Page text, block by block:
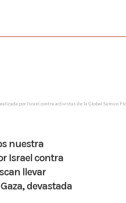
por Israel contra activistas de la Global Sumun
nuestra
Israel contra
llevar
devastada